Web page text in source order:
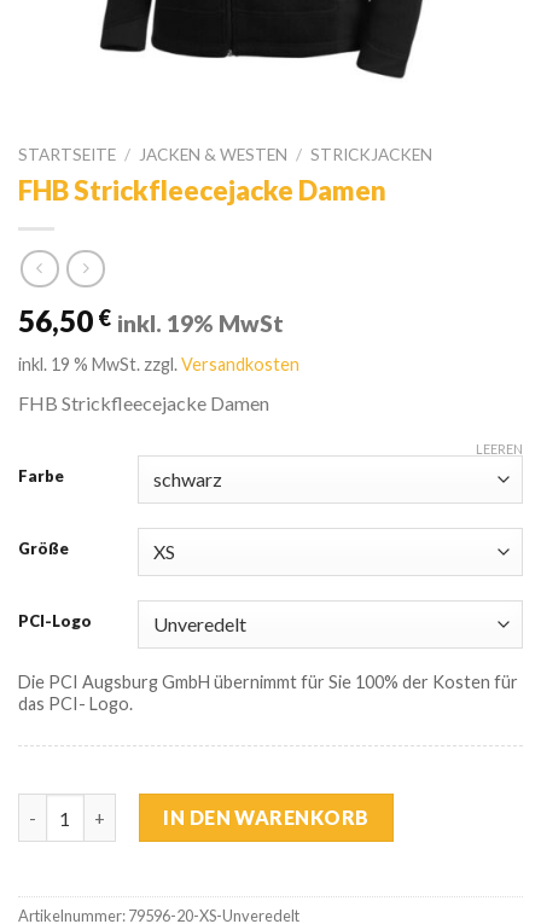
STARTSEITE / JACKEN & WESTEN / STRICKJACKEN
FHB Strickfleecejacke Damen
56,50 € inkl. 19% MwSt
inkl. 19 % MwSt.zzgl.Versandkosten
FHB Strickfleecejacke Damen
Farbe
Größe
PCI-Logo
LEEREN
Die PCI Augsburg GmbH übernimmt für Sie 100% der Kosten für
das PCI- Logo.
FHB Strickfleecejacke Damen Menge
IN DEN WARENKORB
Artikelnummer:79596-20-XS-Unveredelt